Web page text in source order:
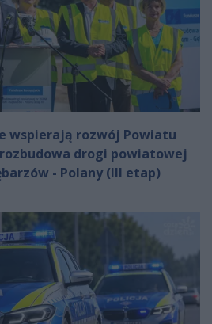
wspierają rozwój Powiatu
drogi powiatowej
- Polany (III etap)